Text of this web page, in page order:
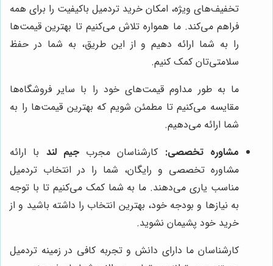
تخفیف‌های ویژه، امکان خرید تردمیل باکیفیت را برای همه
فراهم می‌کند. ما همواره تلاش می‌کنیم تا بهترین قیمت‌ها
را به شما ارائه دهیم و از این طریق، به شما در حفظ
سلامتی‌تان کمک کنیم.
ما به طور مداوم قیمت‌های خود را با سایر فروشگاه‌ها
مقایسه می‌کنیم تا مطمئن شویم که بهترین قیمت‌ها را به
شما ارائه می‌دهیم.
مشاوره تخصصی: کارشناسان مجربجیم لند با ارائه
مشاوره تخصصی و رایگان، شما را در انتخاب تردمیل
مناسب یاری می‌دهند. ما به شما کمک می‌کنیم تا با توجه
به نیازها و بودجه خود، بهترین انتخاب را داشته باشید و از
خرید خود پشیمان نشوید.
کارشناسان ما دارای دانش و تجربه کافی در زمینه تردمیل